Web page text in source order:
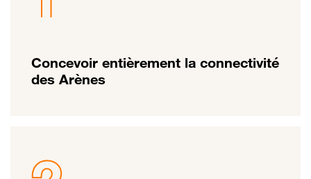
Concevoir entièrement la connectivité
des Arènes